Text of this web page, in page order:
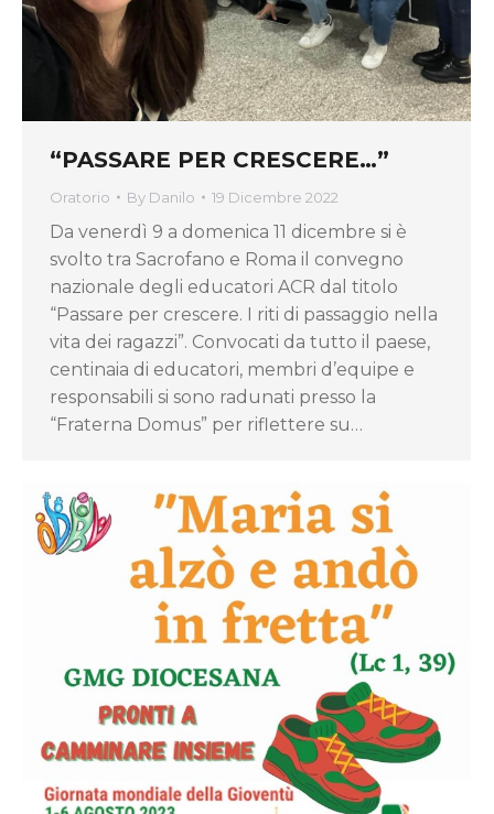
“PASSARE PER CRESCERE…”
Oratorio By Danilo 19 Dicembre 2022
Da venerdì 9 a domenica 11 dicembre si è
svolto tra Sacrofano e Roma il convegno
nazionale degli educatori ACR dal titolo
“Passare per crescere. I riti di passaggio nella
vita dei ragazzi”. Convocati da tutto il paese,
centinaia di educatori, membri d’equipe e
responsabili si sono radunati presso la
“Fraterna Domus” per riflettere su…